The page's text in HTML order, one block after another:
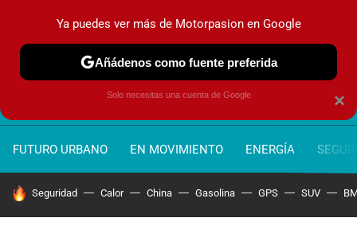
FUTURO URBANO EN MOVIMIENTO ENERGÍA
HOY SE HABLA DE
Seguridad Calor China Gasolina GPS SUV
×
Ya puedes ver más de Motorpasion en Google
Añádenos como fuente preferida
Solo necesitas una cuenta de Google